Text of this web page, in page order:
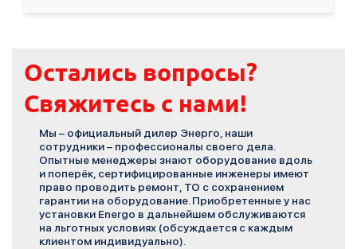
Остались вопросы?
Свяжитесь с нами!
Мы – официальный дилер Энерго, наши
сотрудники – профессионалы своего дела.
Опытные менеджеры знают оборудование вдоль
и поперёк, сертифицированные инженеры имеют
право проводить ремонт, ТО с сохранением
гарантии на оборудование. Приобретенные у нас
установки Energo в дальнейшем обслуживаются
на льготных условиях (обсуждается с каждым
клиентом индивидуально).